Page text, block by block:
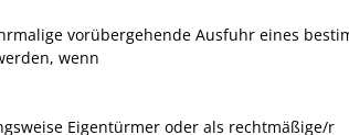
vorübergehende Ausfuhr eines
wenn
Eigentürmer oder als rechtmäßige/r